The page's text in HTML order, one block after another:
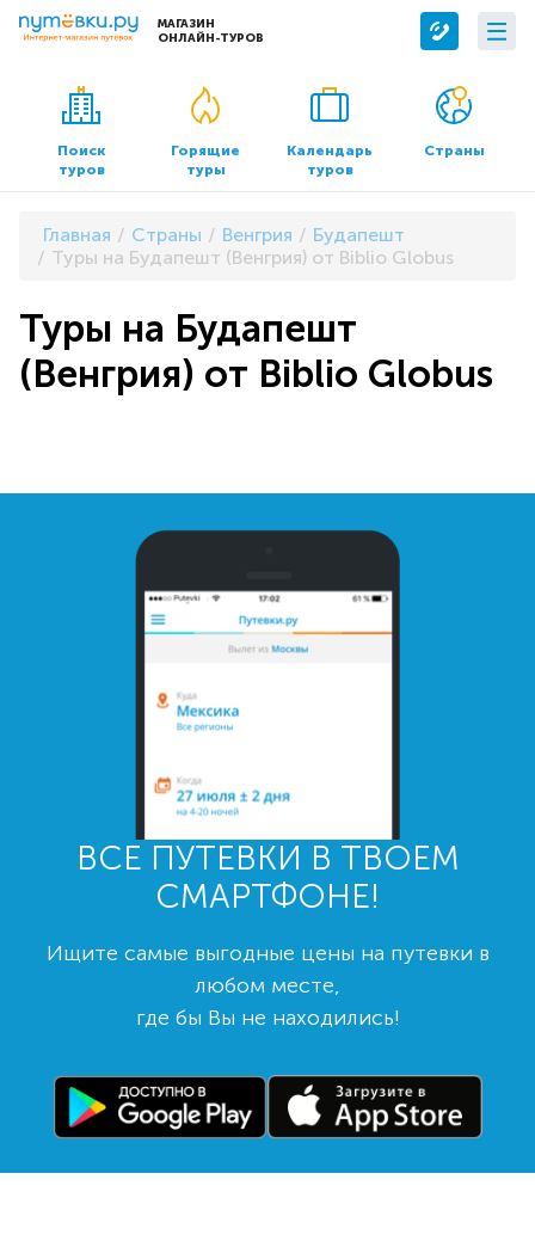
МАГАЗИН
ОНЛАЙН-ТУРОВ
Сервисы
Бронирование отелей
Трансфер
О компании
О нас
Контакты
Документы и реквизиты
Поиск
туров
Горящие
туры
Календарь
туров
Страны
Главная Страны Венгрия
Будапешт
Туры на Будапешт (Венгрия) от Biblio Globus
Туры на Будапешт
(Венгрия) от Biblio Globus
ВСЕ ПУТЕВКИ В ТВОЕМ
СМАРТФОНЕ!
Ищите самые выгодные цены на путевки в
любом месте,
где бы Вы не находились!